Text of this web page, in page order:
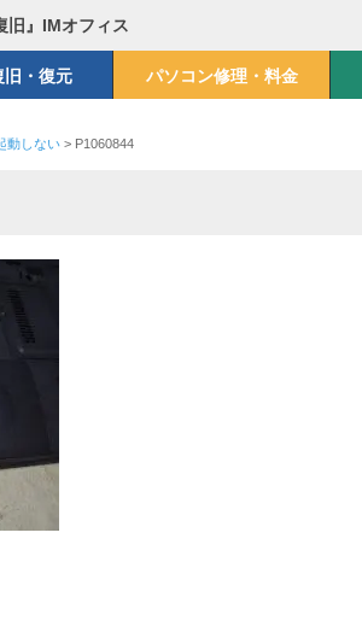
旧』IMオフィス
旧・復元 パソコン修理・料金
動しない> P1060844